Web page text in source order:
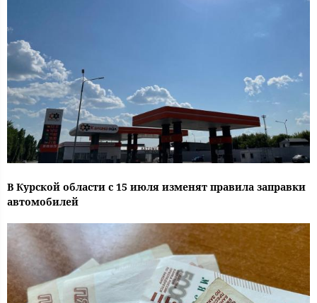
В Курской области с 15 июля изменят правила заправки
автомобилей